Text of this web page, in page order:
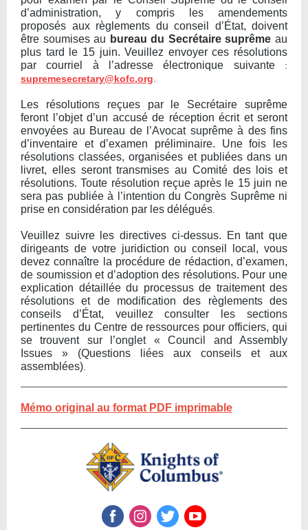
d’administration, y compris les amendements
proposés aux règlements du conseil d’État, doivent
être soumises au bureau du Secrétaire suprême au
plus tard le 15 juin. Veuillez envoyer ces résolutions
par courriel à l’adresse électronique suivante
:
supremesecretary@kofc.org
Les résolutions reçues par le Secrétaire suprême
feront l’objet d’un accusé de réception écrit et seront
envoyées au Bureau de l’Avocat suprême à des fins
d’inventaire et d’examen préliminaire. Une fois les
résolutions classées, organisées et publiées dans un
livret, elles seront transmises au Comité des lois et
résolutions. Toute résolution reçue après le 15 juin ne
sera pas publiée à l’intention du Congrès Suprême ni
prise en considération par les délégués
Veuillez suivre les directives ci-dessus. En tant que
dirigeants de votre juridiction ou conseil local, vous
devez connaître la procédure de rédaction, d’examen,
de soumission et d’adoption des résolutions. Pour une
explication détaillée du processus de traitement des
résolutions et de modification des règlements des
conseils d’État, veuillez consulter les sections
pertinentes du Centre de ressources pour officiers, qui
se trouvent sur l’onglet « Council and Assembly
Issues » (Questions liées aux conseils et aux
assemblées)
Mémo original au format PDF imprimable